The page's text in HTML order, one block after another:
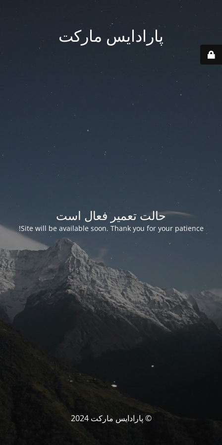
پارادایس مارکت
حالت تعمیر فعال است
Site will be available soon. Thank you for your patience!
© پارادایس مارکت 2024